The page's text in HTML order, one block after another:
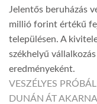
Jelentős beruházás
millió forint értékű
településen. A
székhelyű
eredményeként.
VESZÉLYES
DUNÁN ÁT